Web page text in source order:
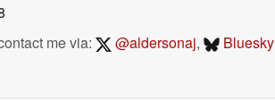
me via:
@aldersonaj, Bluesky